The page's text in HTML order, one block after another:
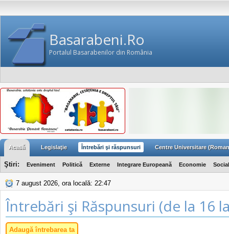
Basarabeni.Ro
Portalul Basarabenilor din România
Acasă Legislaţie Întrebări şi răspunsuri Centre Universitare
Ştiri: Eveniment Politică Externe Integrare Europeană Economie Social
7 august 2026, ora locală: 22:47
Întrebări şi Răspunsuri (de la 16
Adaugă întrebarea ta